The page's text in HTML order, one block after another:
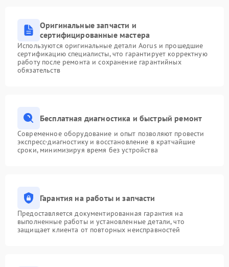
Оригинальные запчасти и
сертифицированные мастера
Используются оригинальные детали Aorus и прошедшие
сертификацию специалисты, что гарантирует корректную
работу после ремонта и сохранение гарантийных
обязательств
Бесплатная диагностика и быстрый ремонт
Современное оборудование и опыт позволяют провести
экспресс-диагностику и восстановление в кратчайшие
сроки, минимизируя время без устройства
Гарантия на работы и запчасти
Предоставляется документированная гарантия на
выполненные работы и установленные детали, что
защищает клиента от повторных неисправностей